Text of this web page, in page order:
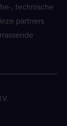
, technische
partners